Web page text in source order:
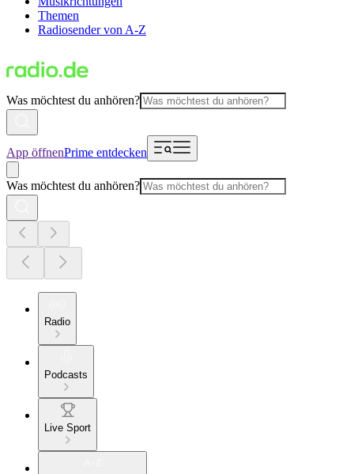
Themen
Radiosender von A-Z
Was möchtest du anhören?
App öffnenPrime entdecken
Was möchtest du anhören?
Radio
Podcasts
Live Sport